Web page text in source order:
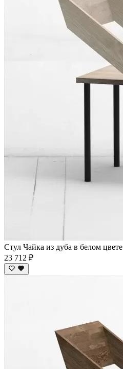
Стул Чайка из дуба в белом цвете
23 712 ₽